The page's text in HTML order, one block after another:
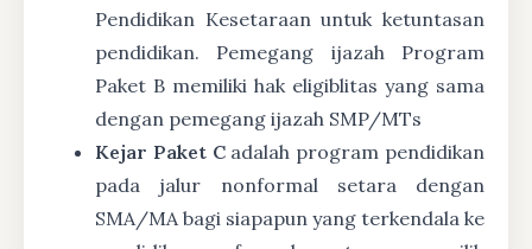
Pendidikan Kesetaraan untuk ketuntasan
pendidikan. Pemegang ijazah Program
Paket B memiliki hak eligiblitas yang sama
dengan pemegang ijazah SMP/MTs
Kejar Paket Cadalah program pendidikan
pada jalur nonformal setara dengan
SMA/MA bagi siapapun yang terkendala ke